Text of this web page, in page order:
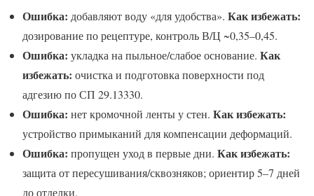
Ошибка: добавляют воду «для удобства». Как избежать:
дозирование по рецептуре, контроль В/Ц ~0,35–0,45.
Ошибка: укладка на пыльное/слабое основание. Как
избежать: очистка и подготовка поверхности под
адгезию по СП 29.13330.
Ошибка: нет кромочной ленты у стен. Как избежать:
устройство примыканий для компенсации деформаций.
Ошибка: пропущен уход в первые дни. Как избежать:
защита от пересушивания/сквозняков; ориентир 5–7 дней
до отделки.